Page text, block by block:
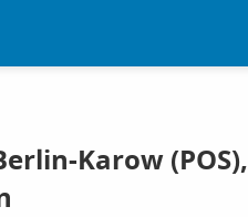
Karow (POS),